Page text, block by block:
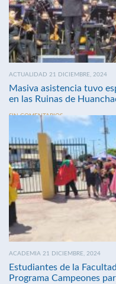
ACTUALIDAD 21 DICIEMBRE, 2024
Masiva asistencia tuvo
en las Ruinas de
SIN COMENTARIOS
ACADEMIA 21 DICIEMBRE, 2024
Estudiantes de la
Programa Campeones